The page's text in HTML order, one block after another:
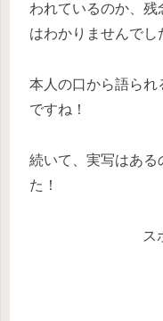
われているのか、残
はわかりませんでし
本人の口から語られ
ですね！
続いて、実写はある
た！
ス